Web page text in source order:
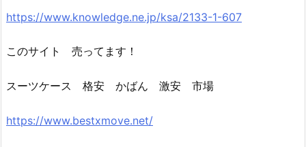
https://www.knowledge.ne.jp/ksa/2133-1-607
このサイト 売ってます！
スーツケース 格安 かばん 激安 市場
https://www.bestxmove.net/